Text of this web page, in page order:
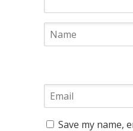
Save my name,